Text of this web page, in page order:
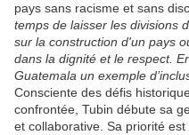
pays sans racisme et sans
temps de laisser les divisions
sur la construction d'un pays
dans la dignité et le respect.
Guatemala un exemple
Consciente des défis
confrontée, Tubin débute sa
et collaborative. Sa priorité